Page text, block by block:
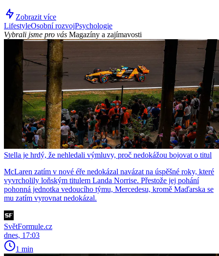
Zobrazit více
LifestyleOsobní rozvojPsychologie
Vybrali jsme pro vás Magazíny a zajímavosti
Stella je hrdý, že nehledali výmluvy, proč nedokážou bojovat o titul
McLaren zatím v nové éře nedokázal navázat na úspěšné roky, které
vyvrcholily loňským titulem Landa Norrise. Přestože jej pohání
pohonná jednotka vedoucího týmu, Mercedesu, kromě Maďarska se
mu zatím vyrovnat nedokázal.
SvětFormule.cz
dnes, 17:03
1 min